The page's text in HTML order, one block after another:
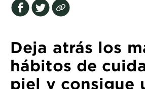
EXPLORE
Garnier
Key
Ingredients
Deja atrás los
hábitos de
piel y consigue